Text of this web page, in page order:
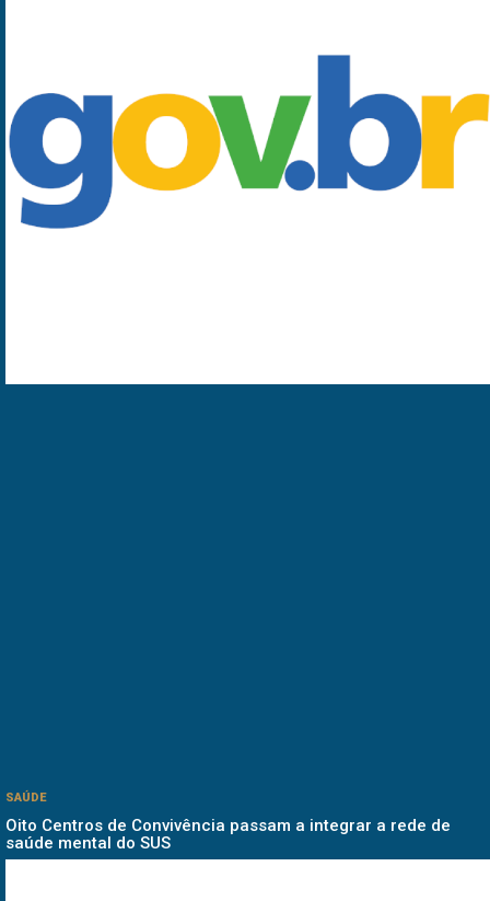
SAÚDE
Oito Centros de Convivência passam a integrar a rede de
saúde mental do SUS